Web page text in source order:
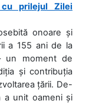
prilejul Zilei
onoare și
a 155 ani de la
un moment de
și contribuția
țării. De-
a unit oameni și